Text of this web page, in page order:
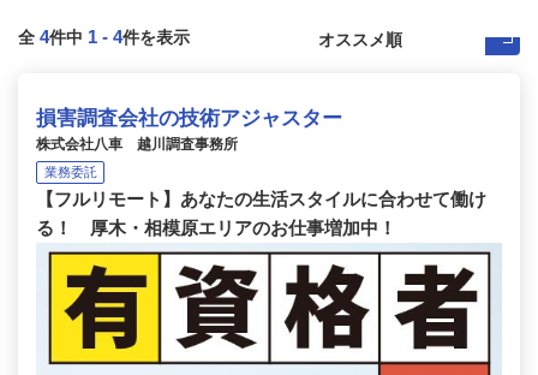
全 4件中 1 - 4件を表示
損害調査会社の技術アジャスター
株式会社八車 越川調査事務所
業務委託
【フルリモート】あなたの生活スタイルに合わせて働け
る！ 厚木・相模原エリアのお仕事増加中！